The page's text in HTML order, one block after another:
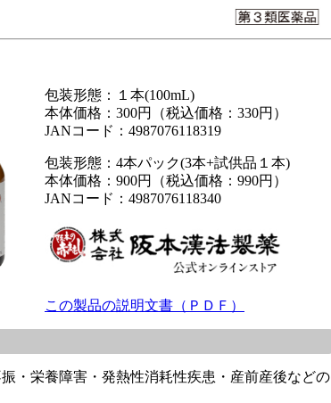
包装形態：１本(100mL)
本体価格：300円（税込価格：330円）
JANコード：4987076118319
包装形態：4本パック(3本+試供品１本)
本体価格：900円（税込価格：990円）
JANコード：4987076118340
この製品の説明文書（ＰＤＦ）
・栄養障害・発熱性消耗性疾患・産前産後などの